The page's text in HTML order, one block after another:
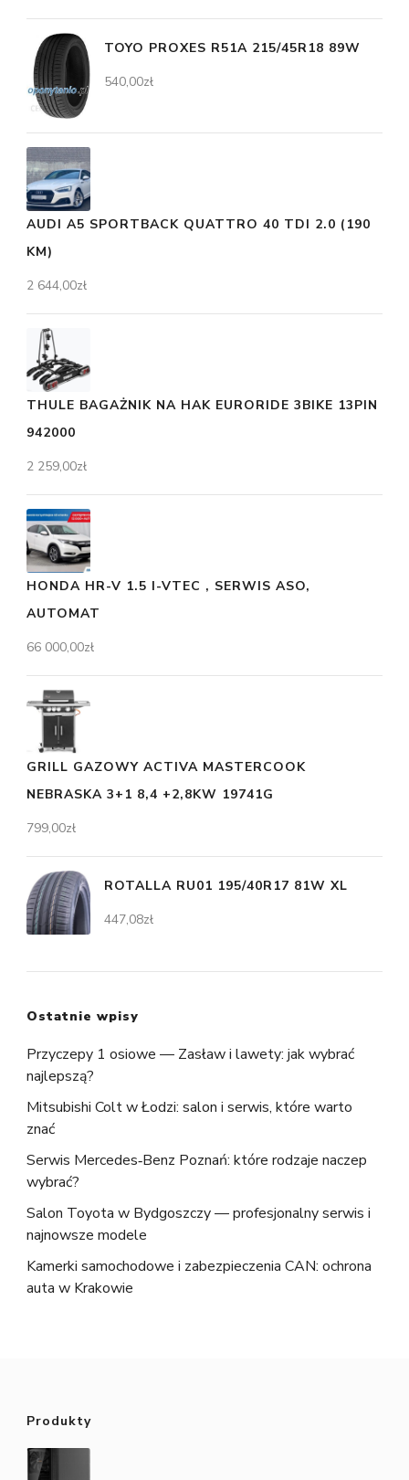
TOYO PROXES R51A 215/45R18 89W
540,00zł
AUDI A5 SPORTBACK QUATTRO 40 TDI 2.0 (190
KM)
2 644,00zł
THULE BAGAŻNIK NA HAK EURORIDE 3BIKE 13PIN
942000
2 259,00zł
HONDA HR-V 1.5 I-VTEC , SERWIS ASO,
AUTOMAT
66 000,00zł
GRILL GAZOWY ACTIVA MASTERCOOK
NEBRASKA 3+1 8,4 +2,8KW 19741G
799,00zł
ROTALLA RU01 195/40R17 81W XL
447,08zł
Ostatnie wpisy
Przyczepy 1 osiowe — Zasław i lawety: jak wybrać
najlepszą?
Mitsubishi Colt w Łodzi: salon i serwis, które warto
znać
Serwis Mercedes‑Benz Poznań: które rodzaje naczep
wybrać?
Salon Toyota w Bydgoszczy — profesjonalny serwis i
najnowsze modele
Kamerki samochodowe i zabezpieczenia CAN: ochrona
auta w Krakowie
Produkty